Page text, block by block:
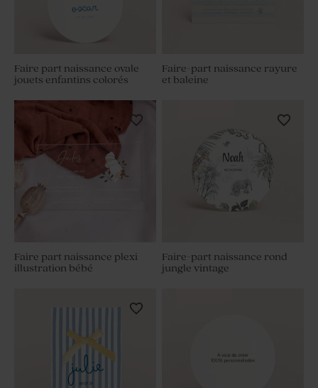
Faire part naissance ovale
jouets enfantins colorés
Faire-part naissance rayure
et baleine
Faire part naissance plexi
illustration bébé
Faire-part naissance rond
jungle vintage